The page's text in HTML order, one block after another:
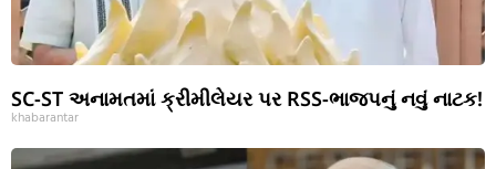
SC-ST અનામતમાં ક્રીમીલેયર પર RSS-ભાજપનું નવું નાટક!
khabarantar